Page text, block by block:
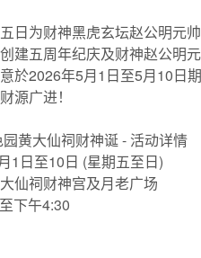
日为财神黑虎玄坛赵公明元
建五周年纪庆及财神赵公明
於2026年5月1日至5月10日
源广进！
黄大仙祠财神诞 - 活动详情
1日至10日 (星期五至日)
仙祠财神宫及月老广场
下午4:30